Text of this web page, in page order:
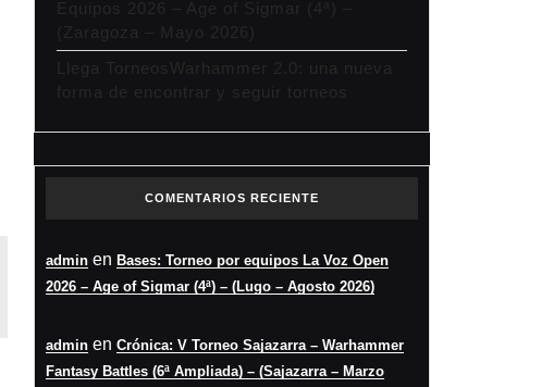
Equipos 2026 – Age of Sigmar (4ª) –
(Zaragoza – Mayo 2026)
Llega TorneosWarhammer 2.0: una nueva
forma de encontrar y seguir torneos
COMENTARIOS RECIENTE
admin en Bases: Torneo por equipos La Voz Open
2026 – Age of Sigmar (4ª) – (Lugo – Agosto 2026)
admin en Crónica: V Torneo Sajazarra – Warhammer
Fantasy Battles (6ª Ampliada) – (Sajazarra – Marzo